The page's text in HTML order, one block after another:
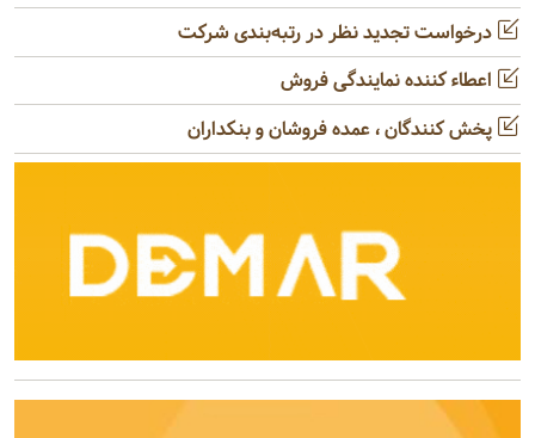
درخواست تجدید نظر در رتبه‌بندی شرکت
اعطاء کننده نمایندگی فروش
پخش کنندگان ، عمده فروشان و بنکداران